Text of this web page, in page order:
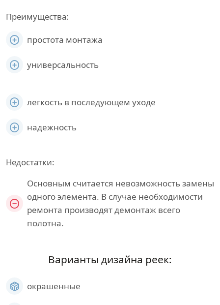
Преимущества:
простота монтажа
универсальность
легкость в последующем уходе
надежность
Недостатки:
Основным считается невозможность замены
одного элемента. В случае необходимости
ремонта производят демонтаж всего
полотна.
Варианты дизайна реек:
окрашенные